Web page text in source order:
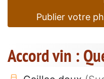
Publier votre
Accord vin :